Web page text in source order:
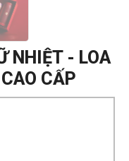
NHIỆT - LOA
CẤP